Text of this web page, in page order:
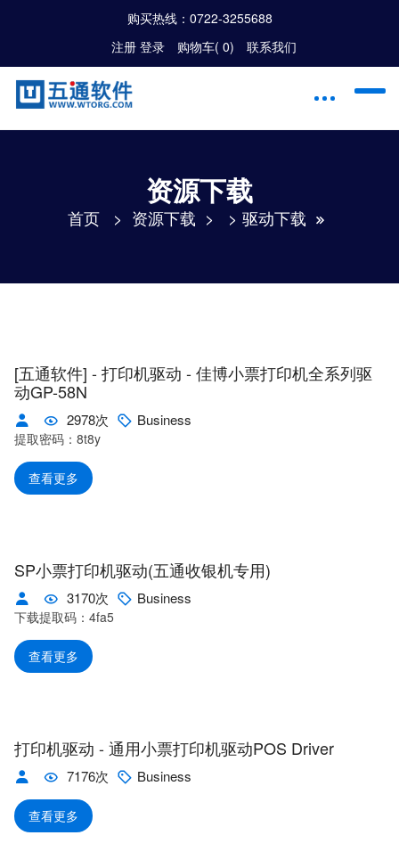
购买热线： 0722-3255688
注册 登录 购物车( 0) 联系我们
资源下载
首页 > 资源下载 > > 驱动下载
[五通软件] - 打印机驱动 - 佳博小票打印机全系列驱
动GP-58N
2978次 Business
提取密码：8t8y
查看更多
SP小票打印机驱动(五通收银机专用)
3170次 Business
下载提取码：4fa5
查看更多
打印机驱动 - 通用小票打印机驱动POS Driver
7176次 Business
查看更多